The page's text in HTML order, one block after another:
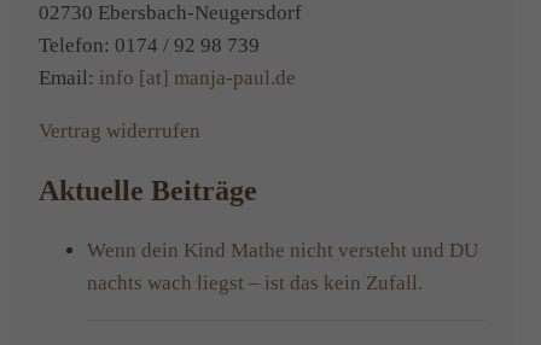
02730 Ebersbach-Neugersdorf
Telefon: 0174 / 92 98 739
Email: info [at] manja-paul.de
Vertrag widerrufen
Aktuelle Beiträge
Wenn dein Kind Mathe nicht versteht und DU
nachts wach liegst – ist das kein Zufall.